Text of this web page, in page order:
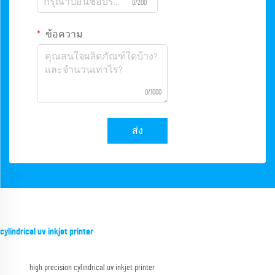
0/200
ข้อความ
0/1000
ส่ง
cylindrical uv inkjet printer
high precision cylindrical uv inkjet printer